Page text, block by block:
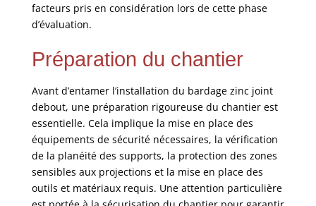
facteurs pris en considération lors de cette phase
d’évaluation.
Préparation du chantier
Avant d’entamer l’installation du bardage zinc joint
debout, une préparation rigoureuse du chantier est
essentielle. Cela implique la mise en place des
équipements de sécurité nécessaires, la vérification
de la planéité des supports, la protection des zones
sensibles aux projections et la mise en place des
outils et matériaux requis. Une attention particulière